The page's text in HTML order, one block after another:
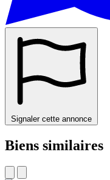
Signaler cette annonce
Biens similaires